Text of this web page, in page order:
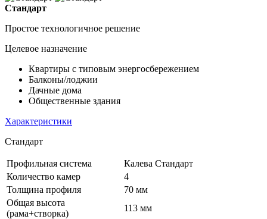
Стандарт
Простое технологичное решение
Целевое назначение
Квартиры с типовым энергосбережением
Балконы/лоджии
Дачные дома
Общественные здания
Характеристики
Стандарт
Профильная система
Калева Стандарт
Количество камер
4
Толщина профиля
70 мм
Общая высота
(рама+створка)
113 мм